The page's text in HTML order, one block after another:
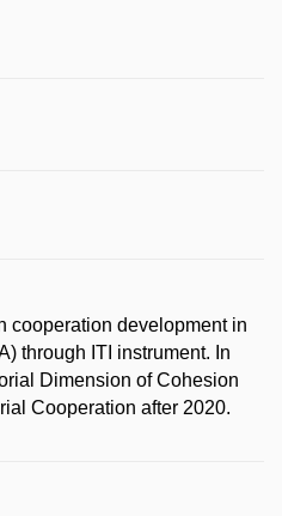
cooperation development in
through ITI instrument. In
Dimension of Cohesion
Cooperation after 2020.